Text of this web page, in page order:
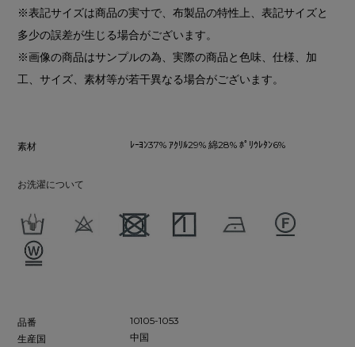
※表記サイズは商品の実寸で、布製品の特性上、表記サイズと
多少の誤差が生じる場合がございます。
※画像の商品はサンプルの為、実際の商品と色味、仕様、加
工、サイズ、素材等が若干異なる場合がございます。
素材 ﾚｰﾖﾝ37% ｱｸﾘﾙ29% 綿28% ﾎﾟﾘｳﾚﾀﾝ6%
お洗濯について
品番
10105-1053
生産国
中国